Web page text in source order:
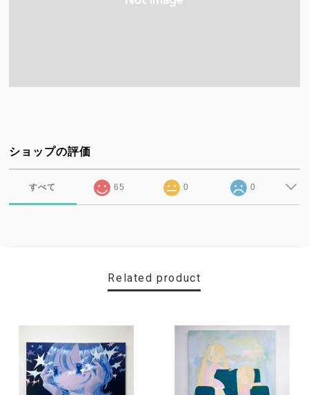
ショップの評価
すべて 65 0 0
Related product